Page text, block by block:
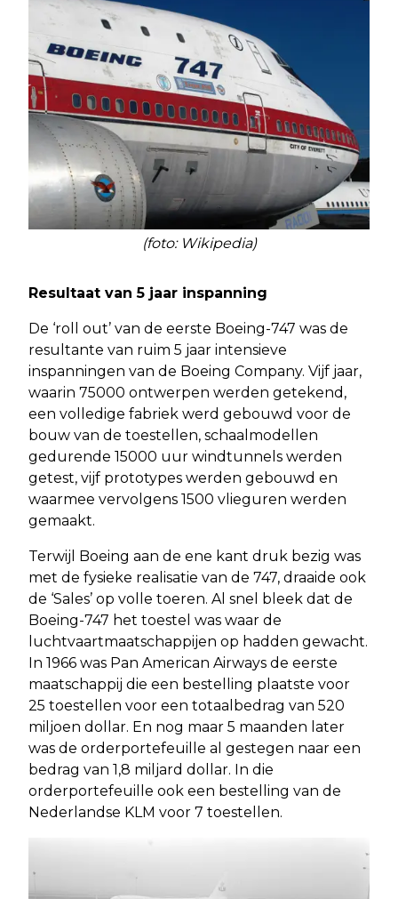
(foto: Wikipedia)
Resultaat van 5 jaar inspanning
De ‘roll out’ van de eerste Boeing-747 was de
resultante van ruim 5 jaar intensieve
inspanningen van de Boeing Company. Vijf jaar,
waarin 75000 ontwerpen werden getekend,
een volledige fabriek werd gebouwd voor de
bouw van de toestellen, schaalmodellen
gedurende 15000 uur windtunnels werden
getest, vijf prototypes werden gebouwd en
waarmee vervolgens 1500 vlieguren werden
gemaakt.
Terwijl Boeing aan de ene kant druk bezig was
met de fysieke realisatie van de 747, draaide ook
de ‘Sales’ op volle toeren. Al snel bleek dat de
Boeing-747 het toestel was waar de
luchtvaartmaatschappijen op hadden gewacht.
In 1966 was Pan American Airways de eerste
maatschappij die een bestelling plaatste voor
25 toestellen voor een totaalbedrag van 520
miljoen dollar. En nog maar 5 maanden later
was de orderportefeuille al gestegen naar een
bedrag van 1,8 miljard dollar. In die
orderportefeuille ook een bestelling van de
Nederlandse KLM voor 7 toestellen.